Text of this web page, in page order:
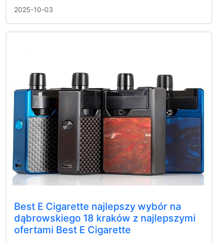
2025-10-03
Best E Cigarette najlepszy wybór na
dąbrowskiego 18 kraków z najlepszymi
ofertami Best E Cigarette